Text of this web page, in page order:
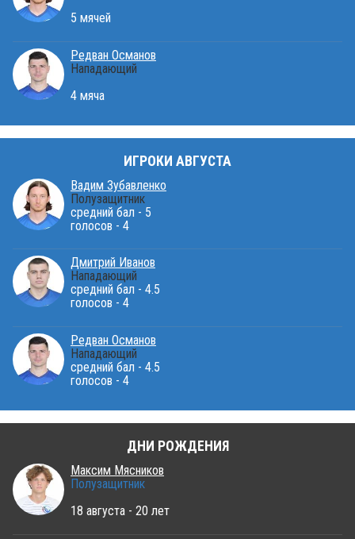
5 мячей
Редван Османов
Нападающий
4 мяча
ИГРОКИ АВГУСТА
Вадим Зубавленко
Полузащитник
средний бал - 5
голосов - 4
Дмитрий Иванов
Нападающий
средний бал - 4.5
голосов - 4
Редван Османов
Нападающий
средний бал - 4.5
голосов - 4
ДНИ РОЖДЕНИЯ
Максим Мясников
Полузащитник
18 августа - 20 лет